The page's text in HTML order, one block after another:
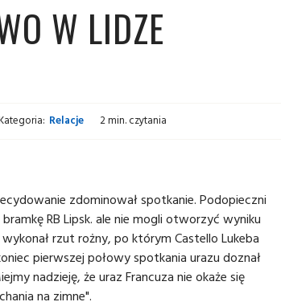
W LIDZE
Relacje 2 min. czytania
zdominował spotkanie. Podopieczni
RB Lipsk. ale nie mogli otworzyć wyniku
rzut rożny, po którym Castello Lukeba
pierwszej połowy spotkania urazu doznał
nadzieję, że uraz Francuza nie okaże się
na zimne".